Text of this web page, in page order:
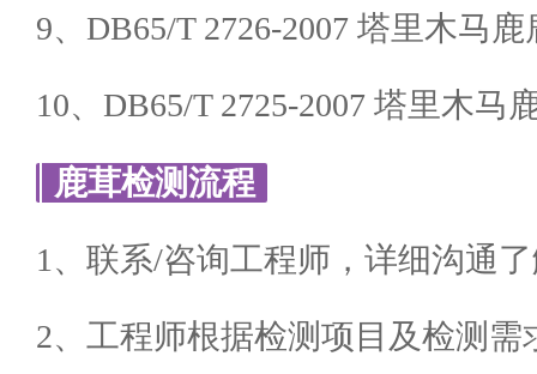
9、DB65/T 2726-2007 塔里木马
10、DB65/T 2725-2007 塔里木马
鹿茸检测流程
1、联系/咨询工程师，详细沟通
2、工程师根据检测项目及检测需